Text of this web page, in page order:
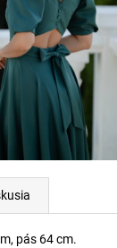
pás 64 cm.